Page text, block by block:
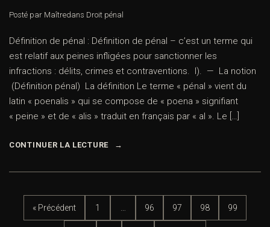
Posté par Maîtredans Droit pénal
Définition de pénal : Définition de pénal – c’est un terme qui
est relatif aux peines infligées pour sanctionner les
infractions : délits, crimes et contraventions. I). — La notion
(Définition pénal) La définition Le terme « pénal » vient du
latin « poenalis » qui se compose de « poena » signifiant
« peine » et de « alis » traduit en français par « al ». Le […]
CONTINUER LA LECTURE
« Précédent 1 96 97 98 99